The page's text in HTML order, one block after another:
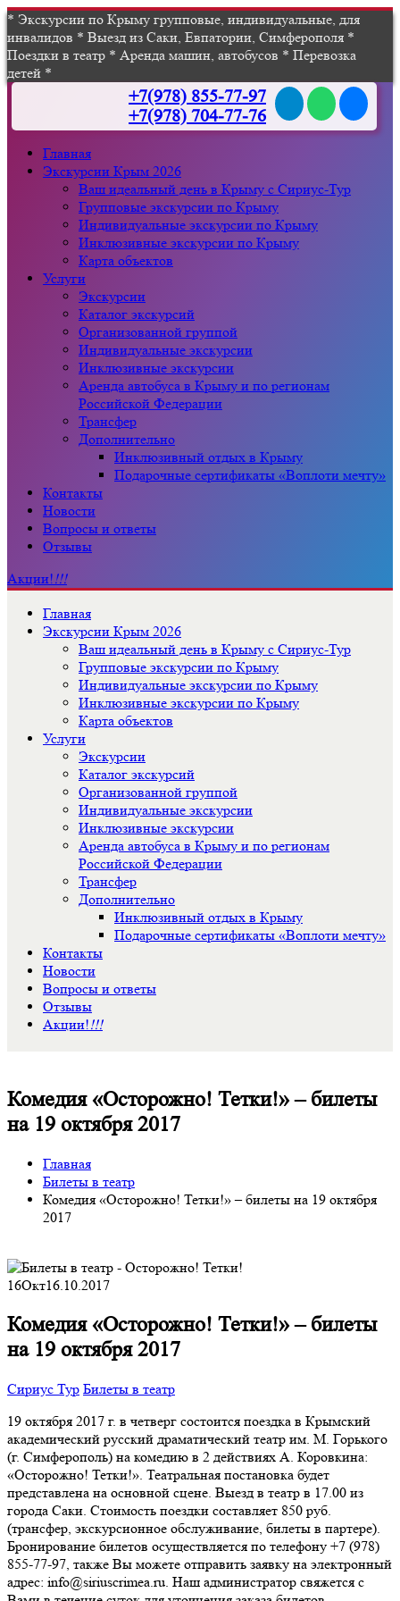
* Экскурсии по Крыму групповые, индивидуальные, для
инвалидов * Выезд из Саки, Евпатории, Симферополя *
Поездки в театр * Аренда машин, автобусов * Перевозка
детей *
+7(978) 855-77-97
+7(978) 704-77-76
Главная
Экскурсии Крым 2026
Ваш идеальный день в Крыму с Сириус-Тур
Групповые экскурсии по Крыму
Индивидуальные экскурсии по Крыму
Инклюзивные экскурсии по Крыму
Карта объектов
Услуги
Экскурсии
Каталог экскурсий
Организованной группой
Индивидуальные экскурсии
Инклюзивные экскурсии
Аренда автобуса в Крыму и по регионам
Российской Федерации
Трансфер
Дополнительно
Инклюзивный отдых в Крыму
Подарочные сертификаты «Воплоти мечту»
Контакты
Новости
Вопросы и ответы
Отзывы
Акции!!!!
Главная
Экскурсии Крым 2026
Ваш идеальный день в Крыму с Сириус-Тур
Групповые экскурсии по Крыму
Индивидуальные экскурсии по Крыму
Инклюзивные экскурсии по Крыму
Карта объектов
Услуги
Экскурсии
Каталог экскурсий
Организованной группой
Индивидуальные экскурсии
Инклюзивные экскурсии
Аренда автобуса в Крыму и по регионам
Российской Федерации
Трансфер
Дополнительно
Инклюзивный отдых в Крыму
Подарочные сертификаты «Воплоти мечту»
Контакты
Новости
Вопросы и ответы
Отзывы
Акции!!!!
Комедия «Осторожно! Тетки!» – билеты
на 19 октября 2017
Главная
Билеты в театр
Комедия «Осторожно! Тетки!» – билеты на 19 октября
2017
16Окт16.10.2017
Комедия «Осторожно! Тетки!» – билеты
на 19 октября 2017
Сириус Тур Билеты в театр
19 октября 2017 г. в четверг состоится поездка в Крымский
академический русский драматический театр им. М. Горького
(г. Симферополь) на комедию в 2 действиях А. Коровкина:
«Осторожно! Тетки!». Театральная постановка будет
представлена на основной сцене. Выезд в театр в 17.00 из
города Саки. Стоимость поездки составляет 850 руб.
(трансфер, экскурсионное обслуживание, билеты в партере).
Бронирование билетов осуществляется по телефону +7 (978)
855-77-97, также Вы можете отправить заявку на электронный
адрес: info@siriuscrimea.ru. Наш администратор свяжется с